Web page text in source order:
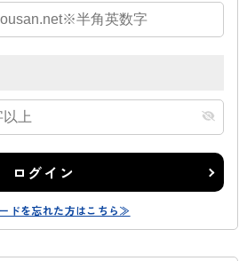
ログイン
ドを忘れた方はこちら≫